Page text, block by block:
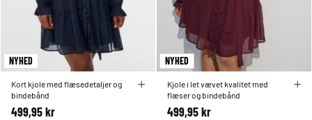
NYHED
Kort kjole med flæsedetaljer og
bindebånd
499,95 kr
NYHED
Kjole i let vævet kvalitet med
flæser og bindebånd
499,95 kr